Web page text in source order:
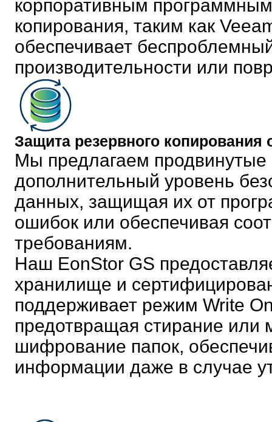
корпоративным
копирования, таким как
обеспечивает
производительности или
Защита резервного копирования
Мы предлагаем
дополнительный уровень
данных, защищая их от
ошибок или обеспечивая
требованиям.
Наш EonStor GS
хранилище и
поддерживает режим Write
предотвращая стирание
шифрование папок,
информации даже в случае